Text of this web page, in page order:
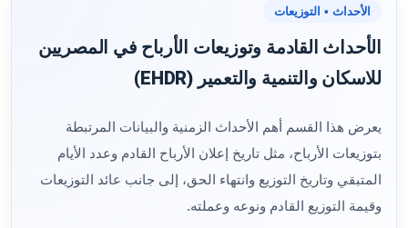
الأحداث • التوزيعات
الأحداث القادمة وتوزيعات الأرباح في المصريين
للاسكان والتنمية والتعمير (EHDR)
يعرض هذا القسم أهم الأحداث الزمنية والبيانات المرتبطة
بتوزيعات الأرباح، مثل تاريخ إعلان الأرباح القادم وعدد الأيام
المتبقي وتاريخ التوزيع وانتهاء الحق، إلى جانب عائد التوزيعات
وقيمة التوزيع القادم ونوعه وعملته.